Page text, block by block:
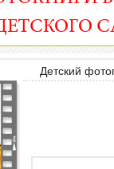
Детский